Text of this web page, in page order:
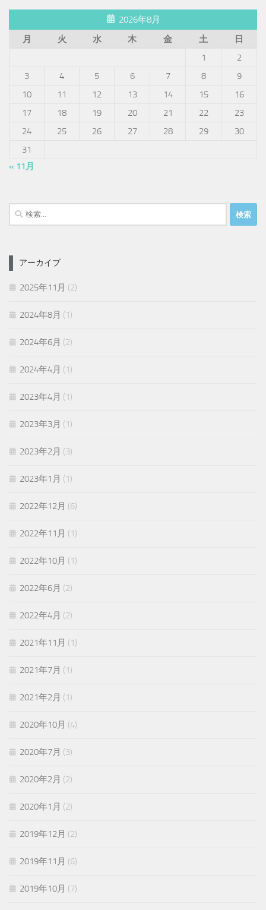
2026年8月
月
火 水 木 金 土
日
1
2
3
4 5 6 7 8
9
10
11 12 13 14 15
16
17
18 19 20 21 22
23
24
25 26 27 28 29
30
31
« 11月
検
索:
アーカイブ
2025年11月 (2)
2024年8月 (1)
2024年6月 (2)
2024年4月 (1)
2023年4月 (1)
2023年3月 (1)
2023年2月 (3)
2023年1月 (1)
2022年12月 (6)
2022年11月 (1)
2022年10月 (1)
2022年6月 (2)
2022年4月 (2)
2021年11月 (1)
2021年7月 (1)
2021年2月 (1)
2020年10月 (4)
2020年7月 (3)
2020年2月 (2)
2020年1月 (2)
2019年12月 (2)
2019年11月 (6)
2019年10月 (7)